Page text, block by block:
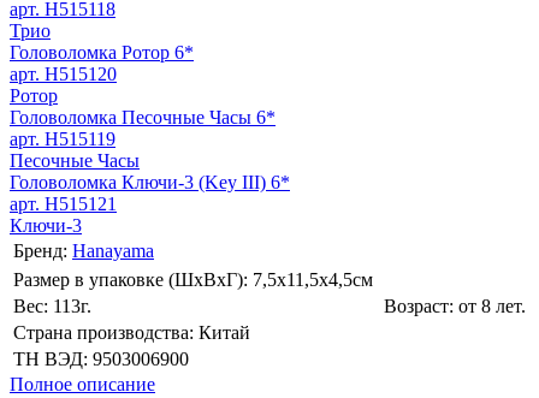
арт. H515118
Трио
Головоломка Ротор 6*
арт. H515120
Ротор
Головоломка Песочные Часы 6*
арт. H515119
Песочные Часы
Головоломка Ключи-3 (Key III) 6*
арт. H515121
Ключи-3
Бренд: Hanayama
Размер в упаковке (ШхВxГ): 7,5х11,5х4,5cм
Вес: 113г.
Возраст: от 8 лет.
Страна производства: Китай
ТН ВЭД: 9503006900
Полное описание